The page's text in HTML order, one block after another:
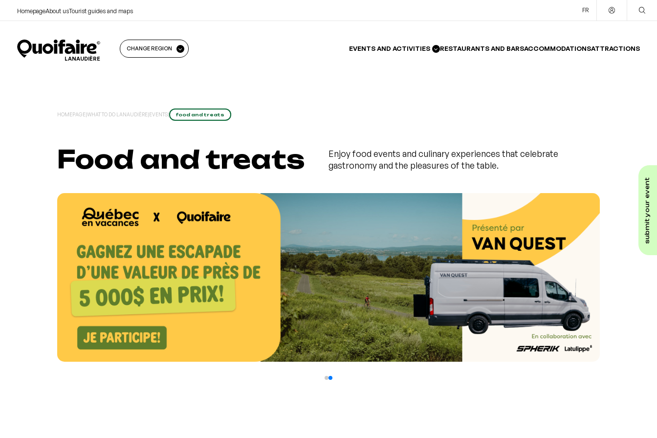
HomepageAbout usTourist guides and maps FR
LANAUDIÈRE
CHANGE REGION EVENTS AND ACTIVITIES RESTAURANTS AND BARSACCOMMODATIONSATTRACTIONS
submit your event
HOMEPAGE|WHAT TO DO LANAUDIÈRE|EVENTS| food and treats
Food and treats
Enjoy food events and culinary experiences that celebrate
gastronomy and the pleasures of the table.